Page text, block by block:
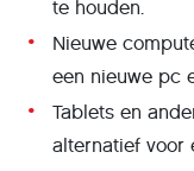
te houden.
Nieuwe
een nieuwe pc
Tablets en
alternatief voor